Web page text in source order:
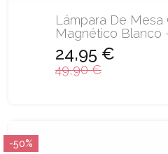
Lámpara De Mesa
Magnético Blanco
24,95 €
49,90 €
-50%